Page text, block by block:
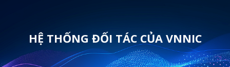
HỆ THỐNG ĐỐI TÁC CỦA VNNIC